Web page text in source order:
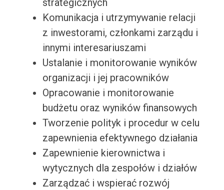
strategicznych
Komunikacja i utrzymywanie relacji
z inwestorami, członkami zarządu i
innymi interesariuszami
Ustalanie i monitorowanie wyników
organizacji i jej pracowników
Opracowanie i monitorowanie
budżetu oraz wyników finansowych
Tworzenie polityk i procedur w celu
zapewnienia efektywnego działania
Zapewnienie kierownictwa i
wytycznych dla zespołów i działów
Zarządzać i wspierać rozwój